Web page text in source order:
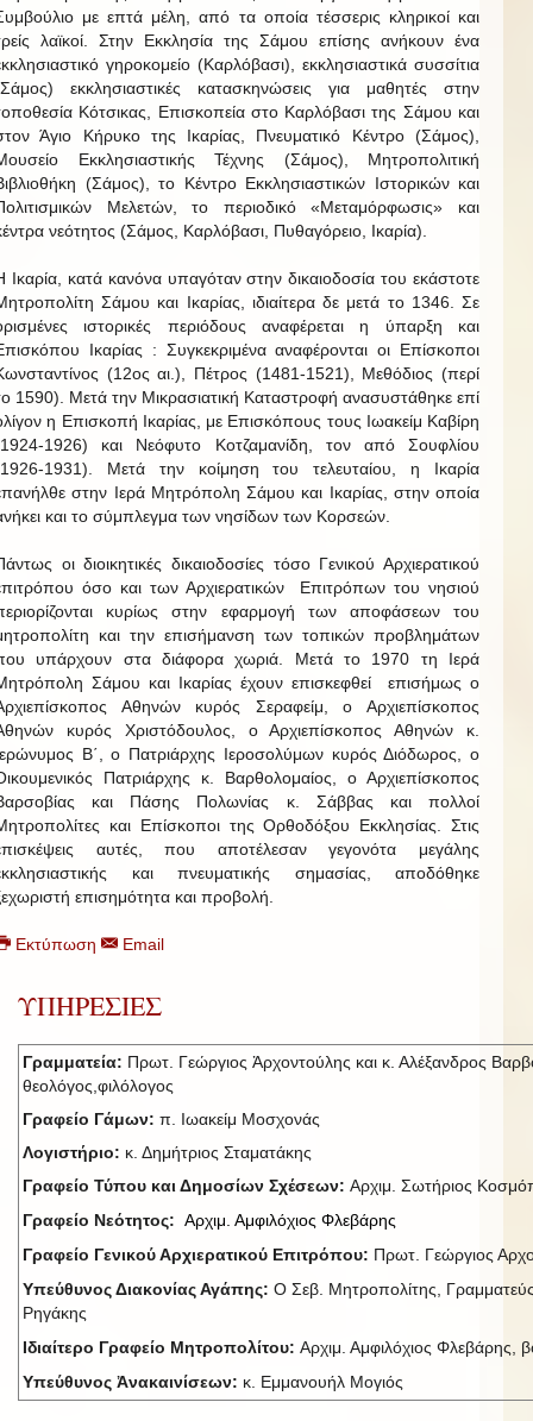
με επτά μέλη, από τα οποία τέσσερις κληρικοί και
λαϊκοί. Στην Εκκλησία της Σάμου επίσης ανήκουν ένα
γηροκομείο (Καρλόβασι), εκκλησιαστικά συσσίτια
εκκλησιαστικές κατασκηνώσεις για μαθητές στην
Κότσικας, Επισκοπεία στο Καρλόβασι της Σάμου και
Άγιο Κήρυκο της Ικαρίας, Πνευματικό Κέντρο (Σάμος),
Εκκλησιαστικής Τέχνης (Σάμος), Μητροπολιτική
(Σάμος), το Κέντρο Εκκλησιαστικών Ιστορικών και
Μελετών, το περιοδικό «Μεταμόρφωσις» και
νεότητος (Σάμος, Καρλόβασι, Πυθαγόρειο, Ικαρία).
Ικαρία, κατά κανόνα υπαγόταν στην δικαιοδοσία του εκάστοτε
Σάμου και Ικαρίας, ιδιαίτερα δε μετά το 1346. Σε
ιστορικές περιόδους αναφέρεται η ύπαρξη και
Ικαρίας : Συγκεκριμένα αναφέρονται οι Επίσκοποι
(12ος αι.), Πέτρος (1481-1521), Μεθόδιος (περί
1590). Μετά την Μικρασιατική Καταστροφή ανασυστάθηκε επί
η Επισκοπή Ικαρίας, με Επισκόπους τους Ιωακείμ Καβίρη
1926) και Νεόφυτο Κοτζαμανίδη, τον από Σουφλίου
1931). Μετά την κοίμηση του τελευταίου, η Ικαρία
στην Ιερά Μητρόπολη Σάμου και Ικαρίας, στην οποία
και το σύμπλεγμα των νησίδων των Κορσεών.
οι διοικητικές δικαιοδοσίες τόσο Γενικού Αρχιερατικού
όσο και των Αρχιερατικών Επιτρόπων του νησιού
κυρίως στην εφαρμογή των αποφάσεων του
και την επισήμανση των τοπικών προβλημάτων
υπάρχουν στα διάφορα χωριά. Μετά το 1970 τη Ιερά
Σάμου και Ικαρίας έχουν επισκεφθεί επισήμως ο
Αθηνών κυρός Σεραφείμ, ο Αρχιεπίσκοπος
κυρός Χριστόδουλος, ο Αρχιεπίσκοπος Αθηνών κ.
Β΄, ο Πατριάρχης Ιεροσολύμων κυρός Διόδωρος, ο
Πατριάρχης κ. Βαρθολομαίος, ο Αρχιεπίσκοπος
και Πάσης Πολωνίας κ. Σάββας και πολλοί
και Επίσκοποι της Ορθοδόξου Εκκλησίας. Στις
αυτές, που αποτέλεσαν γεγονότα μεγάλης
και πνευματικής σημασίας, αποδόθηκε
επισημότητα και προβολή.
Εκτύπωση Email
ΥΠΗΡΕΣΙΕΣ
Γραμματεία: Πρωτ. Γεώργιος Ἀρχοντούλης και κ. Αλέξανδρος
θεολόγος,φιλόλογος
Γραφείο Γάμων: π. Ιωακείμ Μοσχονάς
Λογιστήριο: κ. Δημήτριος Σταματάκης
Γραφείο Τύπου και Δημοσίων Σχέσεων: Αρχιμ. Σωτήριος
Γραφείο Νεότητος: Αρχιμ. Αμφιλόχιος Φλεβάρης
Γραφείο Γενικού Αρχιερατικού Επιτρόπου: Πρωτ. Γεώργιος
Υπεύθυνος Διακονίας Αγάπης: Ο Σεβ. Μητροπολίτης,
Ρηγάκης
Ιδιαίτερο Γραφείο Μητροπολίτου: Αρχιμ. Αμφιλόχιος Φλεβάρης,
Υπεύθυνος Ἀνακαινίσεων: κ. Εμμανουήλ Μογιός